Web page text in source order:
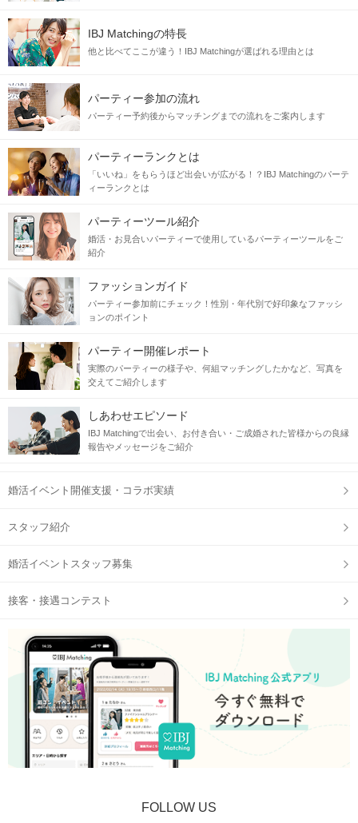
IBJ Matchingの特長
他と比べてここが違う！IBJ Matchingが選ばれる理由とは
パーティー参加の流れ
パーティー予約後からマッチングまでの流れをご案内します
パーティーランクとは
「いいね」をもらうほど出会いが広がる！？IBJ Matchingのパーテ
ィーランクとは
パーティーツール紹介
婚活・お見合いパーティーで使用しているパーティーツールをご
紹介
ファッションガイド
パーティー参加前にチェック！性別・年代別で好印象なファッシ
ョンのポイント
パーティー開催レポート
実際のパーティーの様子や、何組マッチングしたかなど、写真を
交えてご紹介します
しあわせエピソード
IBJ Matchingで出会い、お付き合い・ご成婚された皆様からの良縁
報告やメッセージをご紹介
婚活イベント開催支援・コラボ実績
スタッフ紹介
婚活イベントスタッフ募集
接客・接遇コンテスト
FOLLOW US